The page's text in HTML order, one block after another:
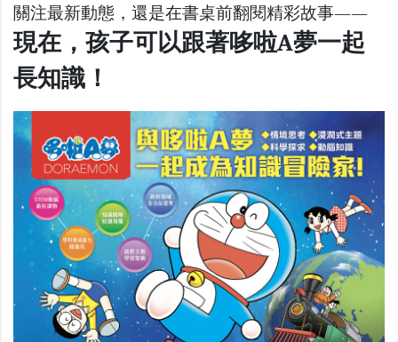
關注最新動態，還是在書桌前翻閱精彩故事——
現在，孩子可以跟著哆啦A夢一起
長知識！